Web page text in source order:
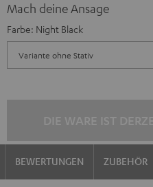
Mach deine Ansage
Farbe: Night Black
BEWERTUNGEN ZUBEHÖR